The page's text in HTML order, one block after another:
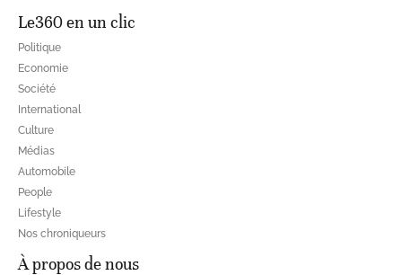
Le360 en un clic
Politique
Economie
Société
International
Culture
Médias
Automobile
People
Lifestyle
Nos chroniqueurs
À propos de nous